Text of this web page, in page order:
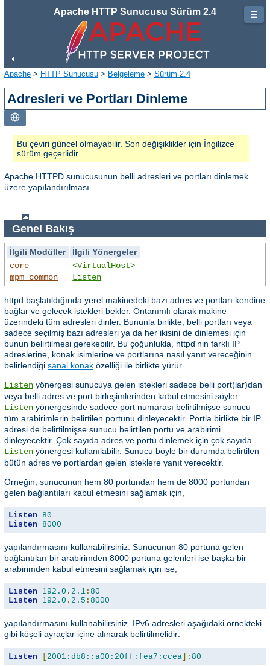
Apache HTTP Sunucusu Sürüm 2.4
Apache > HTTP Sunucusu > Belgeleme > Sürüm 2.4
Adresleri ve Portları Dinleme
Bu çeviri güncel olmayabilir. Son değişiklikler için İngilizce
sürüm geçerlidir.
Apache HTTPD sunucusunun belli adresleri ve portları dinlemek
üzere yapılandırılması.
Genel Bakış
İlgili Modüller
İlgili Yönergeler
core
mpm_common
<VirtualHost>
Listen
httpd başlatıldığında yerel makinedeki bazı adres ve portları kendine
bağlar ve gelecek istekleri bekler. Öntanımlı olarak makine
üzerindeki tüm adresleri dinler. Bununla birlikte, belli portları veya
sadece seçilmiş bazı adresleri ya da her ikisini de dinlemesi için
bunun belirtilmesi gerekebilir. Bu çoğunlukla, httpd'nin farklı IP
adreslerine, konak isimlerine ve portlarına nasıl yanıt vereceğinin
belirlendiği sanal konak özelliği ile birlikte yürür.
Listen yönergesi sunucuya gelen istekleri sadece belli port(lar)dan
veya belli adres ve port birleşimlerinden kabul etmesini söyler.
Listen yönergesinde sadece port numarası belirtilmişse sunucu
tüm arabirimlerin belirtilen portunu dinleyecektir. Portla birlikte bir IP
adresi de belirtilmişse sunucu belirtilen portu ve arabirimi
dinleyecektir. Çok sayıda adres ve portu dinlemek için çok sayıda
Listen yönergesi kullanılabilir. Sunucu böyle bir durumda belirtilen
bütün adres ve portlardan gelen isteklere yanıt verecektir.
Örneğin, sunucunun hem 80 portundan hem de 8000 portundan
gelen bağlantıları kabul etmesini sağlamak için,
Listen 80
Listen 8000
yapılandırmasını kullanabilirsiniz. Sunucunun 80 portuna gelen
bağlantıları bir arabirimden 8000 portuna gelenleri ise başka bir
arabirimden kabul etmesini sağlamak için ise,
Listen 192.0 . 2.1 : 80
Listen
192.0 . 2.5 : 8000
yapılandırmasını kullanabilirsiniz. IPv6 adresleri aşağıdaki örnekteki
gibi köşeli ayraçlar içine alınarak belirtilmelidir:
Listen 2001:db8::a00:20ff:fea7:ccea ]: 80
☰